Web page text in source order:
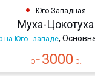
Юго-Западная
Муха-Цокотуха
на Юго - западе,
от 3000 р.